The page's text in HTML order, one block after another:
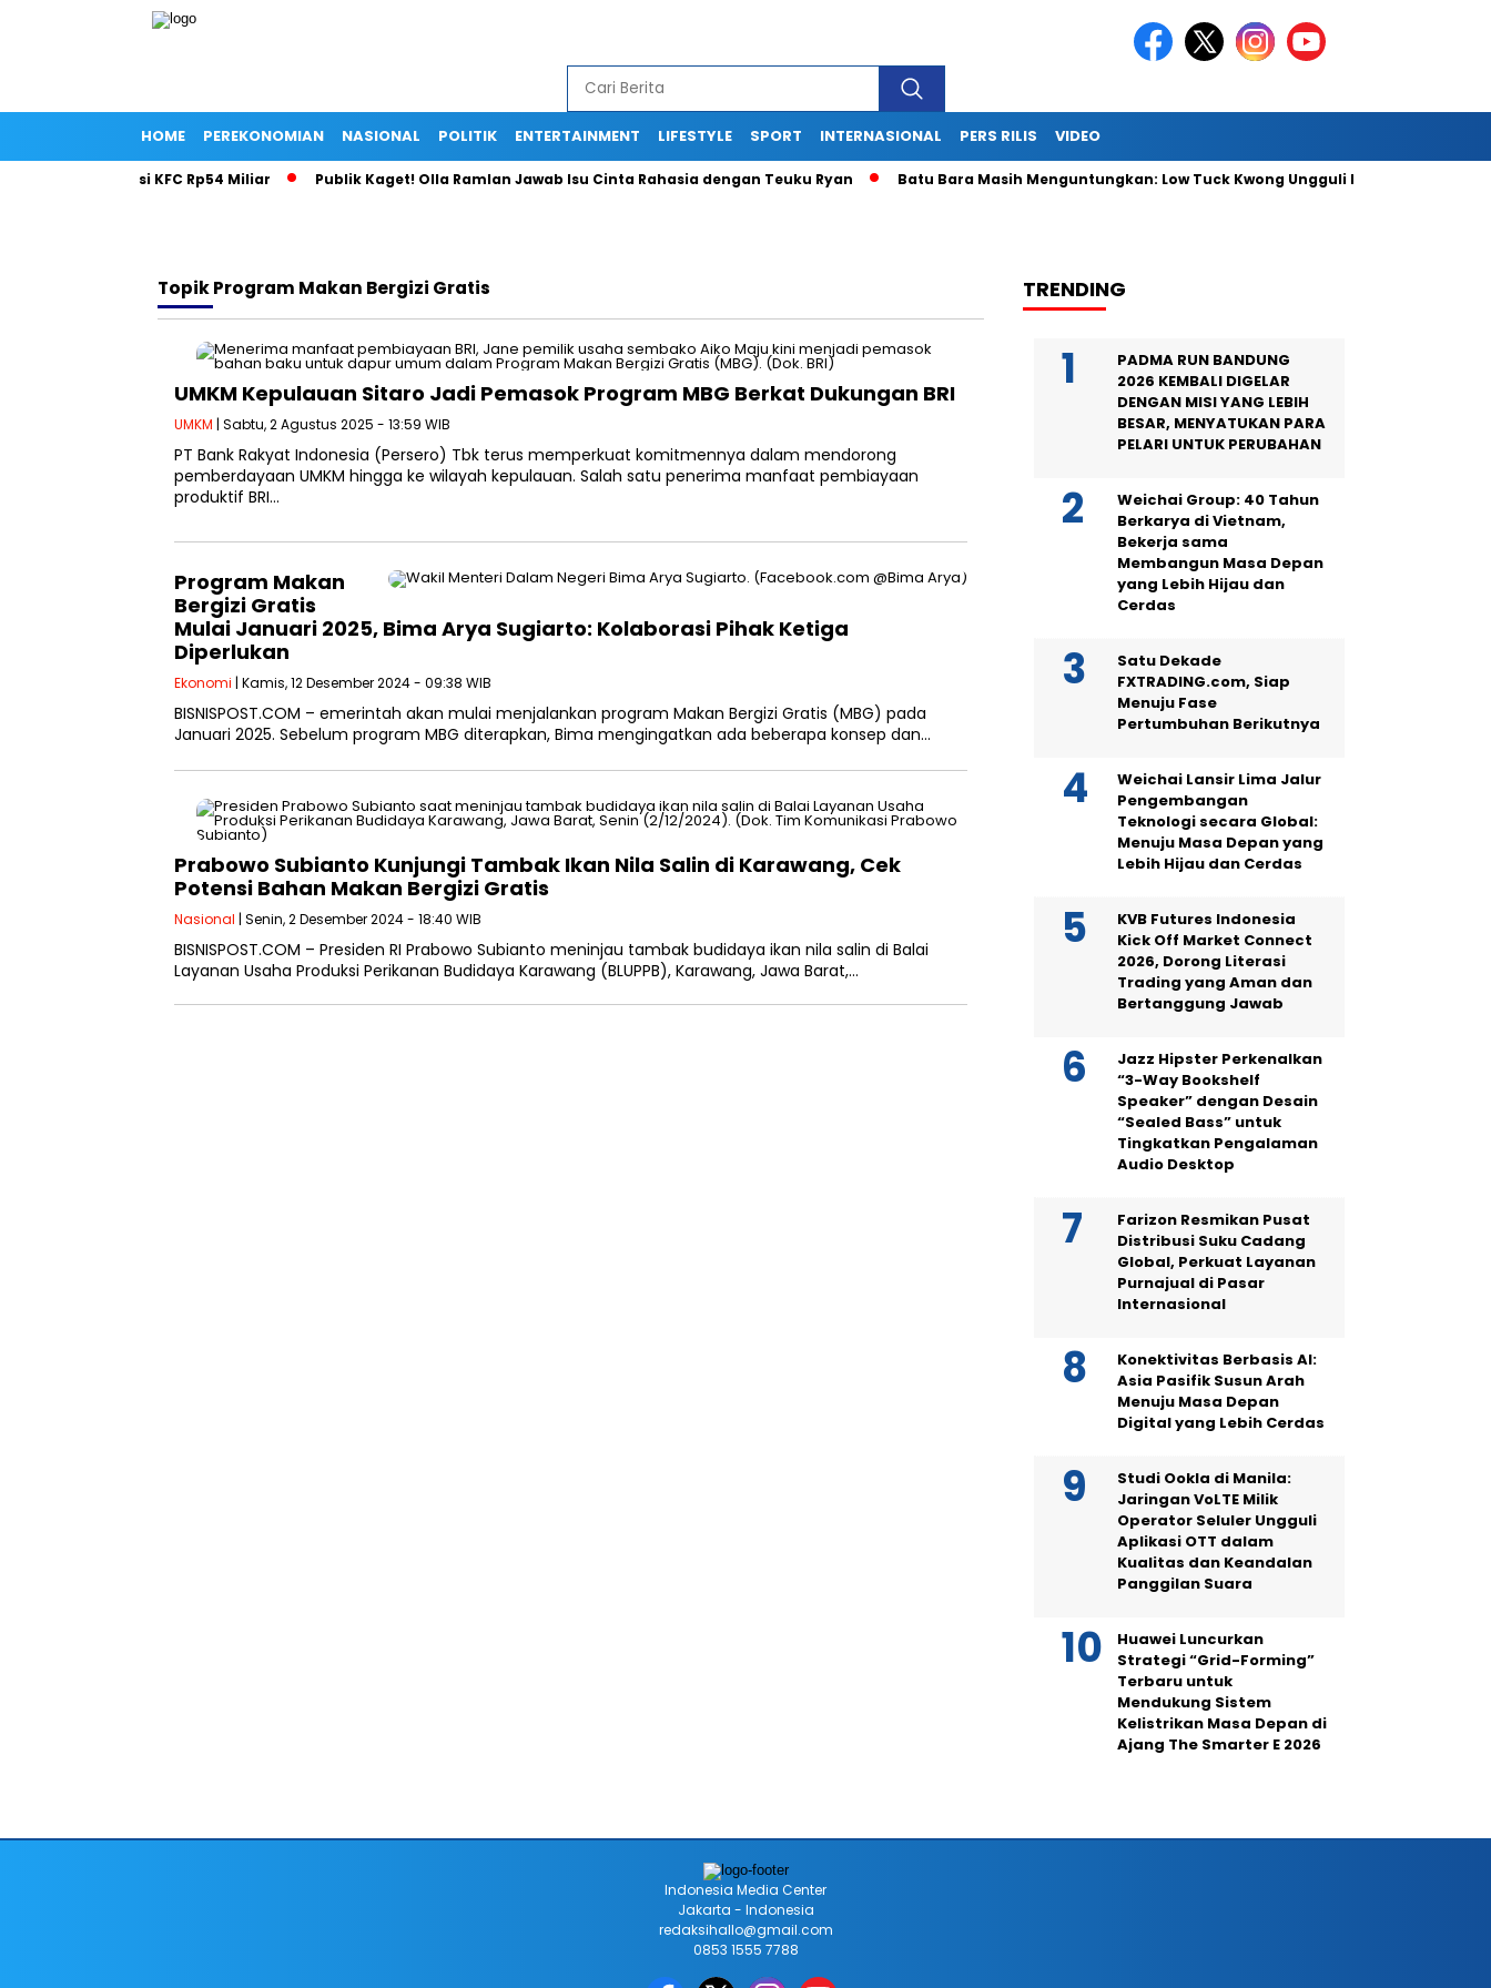
HOME PEREKONOMIAN NASIONAL POLITIK ENTERTAINMENT LIFESTYLE SPORT INTERNASIONAL PERS RILIS VIDEO
Investasi KFC Rp54 Miliar Publik Kaget! Olla Ramlan Jawab Isu Cinta Rahasia dengan Teuku Ryan Batu Bara Masih Menguntungkan: Low Tuck Kwong Ungguli Hartono Bersaudara
TopikProgram Makan Bergizi Gratis
UMKM Kepulauan Sitaro Jadi Pemasok Program MBG Berkat Dukungan BRI
UMKM | Sabtu, 2 Agustus 2025 - 13:59 WIB
PT Bank Rakyat Indonesia (Persero) Tbk terus memperkuat komitmennya dalam mendorong
pemberdayaan UMKM hingga ke wilayah kepulauan. Salah satu penerima manfaat pembiayaan
produktif BRI…
Program Makan
Bergizi Gratis
Mulai Januari 2025, Bima Arya Sugiarto: Kolaborasi Pihak Ketiga
Diperlukan
Ekonomi | Kamis, 12 Desember 2024 - 09:38 WIB
BISNISPOST.COM – emerintah akan mulai menjalankan program Makan Bergizi Gratis (MBG) pada
Januari 2025. Sebelum program MBG diterapkan, Bima mengingatkan ada beberapa konsep dan…
Prabowo Subianto Kunjungi Tambak Ikan Nila Salin di Karawang, Cek
Potensi Bahan Makan Bergizi Gratis
Nasional | Senin, 2 Desember 2024 - 18:40 WIB
BISNISPOST.COM – Presiden RI Prabowo Subianto meninjau tambak budidaya ikan nila salin di Balai
Layanan Usaha Produksi Perikanan Budidaya Karawang (BLUPPB), Karawang, Jawa Barat,…
TRENDING
PADMA RUN BANDUNG
2026 KEMBALI DIGELAR
DENGAN MISI YANG LEBIH
BESAR, MENYATUKAN PARA
PELARI UNTUK PERUBAHAN
Weichai Group: 40 Tahun
Berkarya di Vietnam,
Bekerja sama
Membangun Masa Depan
yang Lebih Hijau dan
Cerdas
Satu Dekade
FXTRADING.com, Siap
Menuju Fase
Pertumbuhan Berikutnya
Weichai Lansir Lima Jalur
Pengembangan
Teknologi secara Global:
Menuju Masa Depan yang
Lebih Hijau dan Cerdas
KVB Futures Indonesia
Kick Off Market Connect
2026, Dorong Literasi
Trading yang Aman dan
Bertanggung Jawab
Jazz Hipster Perkenalkan
“3-Way Bookshelf
Speaker” dengan Desain
“Sealed Bass” untuk
Tingkatkan Pengalaman
Audio Desktop
Farizon Resmikan Pusat
Distribusi Suku Cadang
Global, Perkuat Layanan
Purnajual di Pasar
Internasional
Konektivitas Berbasis AI:
Asia Pasifik Susun Arah
Menuju Masa Depan
Digital yang Lebih Cerdas
Studi Ookla di Manila:
Jaringan VoLTE Milik
Operator Seluler Ungguli
Aplikasi OTT dalam
Kualitas dan Keandalan
Panggilan Suara
Huawei Luncurkan
Strategi “Grid-Forming”
Terbaru untuk
Mendukung Sistem
Kelistrikan Masa Depan di
Ajang The Smarter E 2026
Indonesia Media Center
Jakarta - Indonesia
redaksihallo@gmail.com
0853 1555 7788